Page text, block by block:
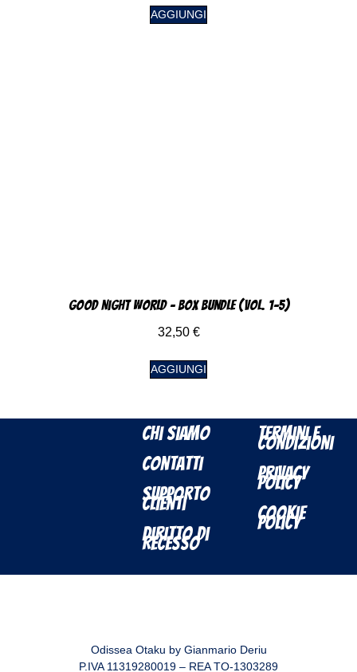
AGGIUNGI
Good Night World – Box Bundle (Vol. 1-5)
32,50 €
AGGIUNGI
Chi Siamo
Contatti
Supporto
Clienti
Diritto di
Recesso
Termini e
Condizioni
Privacy
Policy
Cookie
Policy
Odissea Otaku by Gianmario Deriu
P.IVA 11319280019 – REA TO-1303289